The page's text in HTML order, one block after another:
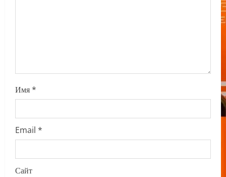
Имя*
Email *
Сайт